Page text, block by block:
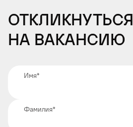
Откликнуться
на вакансию
Имя*
Фамилия*